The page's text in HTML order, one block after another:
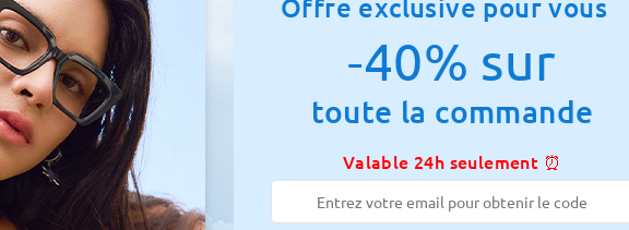
en métal contiennent du nickel. Nous conseillons aux clients souffrant
LIVRAISON
Offre exclusive pour vous
-40% sur
toute la commande
Valable 24h seulement ⏰